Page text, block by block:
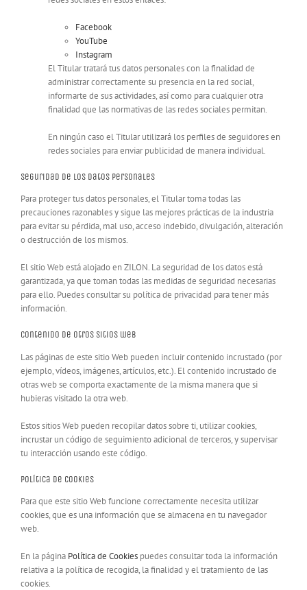
Facebook
YouTube
Instagram
El Titular tratará tus datos personales con la finalidad de
administrar correctamente su presencia en la red social,
informarte de sus actividades, así como para cualquier otra
finalidad que las normativas de las redes sociales permitan.
En ningún caso el Titular utilizará los perfiles de seguidores en
redes sociales para enviar publicidad de manera individual.
Seguridad de los datos personales
Para proteger tus datos personales, el Titular toma todas las
precauciones razonables y sigue las mejores prácticas de la industria
para evitar su pérdida, mal uso, acceso indebido, divulgación, alteración
o destrucción de los mismos.
El sitio Web está alojado en ZILON. La seguridad de los datos está
garantizada, ya que toman todas las medidas de seguridad necesarias
para ello. Puedes consultar su política de privacidad para tener más
información.
Contenido de otros sitios web
Las páginas de este sitio Web pueden incluir contenido incrustado (por
ejemplo, vídeos, imágenes, artículos, etc.). El contenido incrustado de
otras web se comporta exactamente de la misma manera que si
hubieras visitado la otra web.
Estos sitios Web pueden recopilar datos sobre ti, utilizar cookies,
incrustar un código de seguimiento adicional de terceros, y supervisar
tu interacción usando este código.
Política de Cookies
Para que este sitio Web funcione correctamente necesita utilizar
cookies, que es una información que se almacena en tu navegador
web.
En la página Política de Cookiespuedes consultar toda la información
relativa a la política de recogida, la finalidad y el tratamiento de las
cookies.